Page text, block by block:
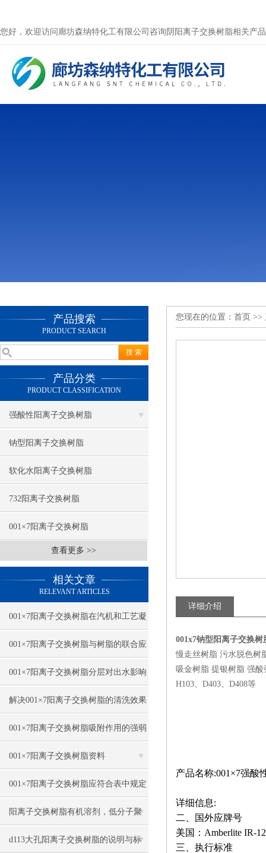
您好，欢迎访问廊坊森纳特化工有限公司咨询阴阳离子交换树脂相关产
产品搜索
PRODUCT SEARCH
产品分类
PRODUCT CLASSIFICATION
强酸性阳离子交换树脂
钠型阳离子交换树脂
软化水阳离子交换树脂
732阳离子交换树脂
001×7阳离子交换树脂
查看更多 >>
相关文章
RELEVANT ARTICLES
001×7阳离子交换树脂在汽机和工艺凝
结水精处理中的应用
001×7阳离子交换树脂与树脂的联合应
用
001×7阳离子交换树脂分层对出水影响
与因素
解决001×7阳离子交换树脂的清洗效果
不好的问题
001×7阳离子交换树脂吸附作用的强弱
程度
001×7阳离子交换树脂资料
001×7阳离子交换树脂应符合表中规定
的各项技术指标
阳离子交换树脂有机溶剂，低分子聚
合物及有机杂质的去除
d113大孔阳离子交换树脂的说明与标
您现在的位置： 首页 >>
详细介绍
001x7钠型阳离子交换
慢走丝树脂 污水脱色树
吸金树脂 提银树脂 强酸
H103、D403、D408等
产品名称:001×7强酸
详细信息:
二、国外应牌号
美国：Amberlite IR-
三、执行标准